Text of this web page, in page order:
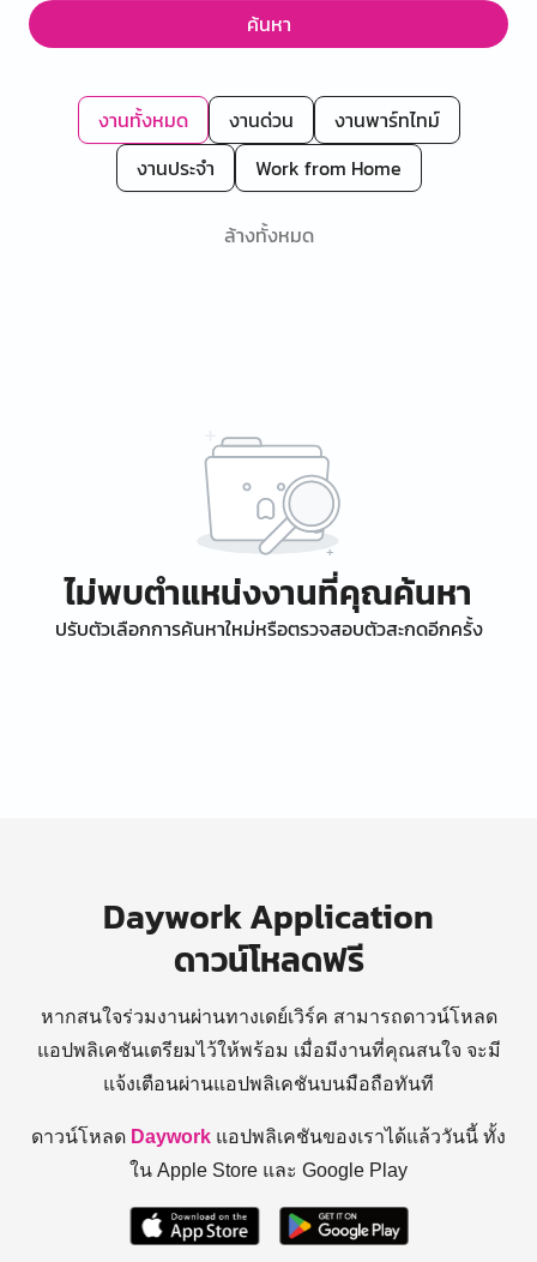
ค้นหา
งานทั้งหมด งานด่วน
งานพาร์ทไทม์
งานประจำ
Work from Home
ล้างทั้งหมด
ไม่พบตำแหน่งงานที่คุณค้นหา
ปรับตัวเลือกการค้นหาใหม่หรือตรวจสอบตัวสะกดอีกครั้ง
Daywork Application
ดาวน์โหลดฟรี
หากสนใจร่วมงานผ่านทางเดย์เวิร์ค สามารถดาวน์โหลด
แอปพลิเคชันเตรียมไว้ให้พร้อม เมื่อมีงานที่คุณสนใจ จะมี
แจ้งเตือนผ่านแอปพลิเคชันบนมือถือทันที
ดาวน์โหลด Daywork แอปพลิเคชันของเราได้แล้ววันนี้ ทั้ง
ใน Apple Store และ Google Play